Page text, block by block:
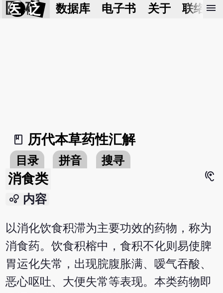
医 砭 数据库 电子书 关于 联络我
menu
book_2
历代本草药性汇解
目录 拼音 搜寻
消食类
hearing
bubble_chart 内容
以消化饮食积滞为主要功效的药物，称为
消食药。饮食积榕中，食积不化则易使脾
胃运化失常，出现脘腹胀满、嗳气吞酸、
恶心呕吐、大便失常等表现。本类药物即